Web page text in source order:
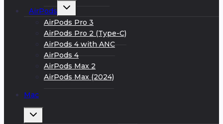
AirPods
Развернуть
меню
AirPods Pro 3
AirPods Pro 2 (Type-C)
AirPods 4 with ANC
AirPods 4
AirPods Max 2
AirPods Max (2024)
Mac
Развернуть